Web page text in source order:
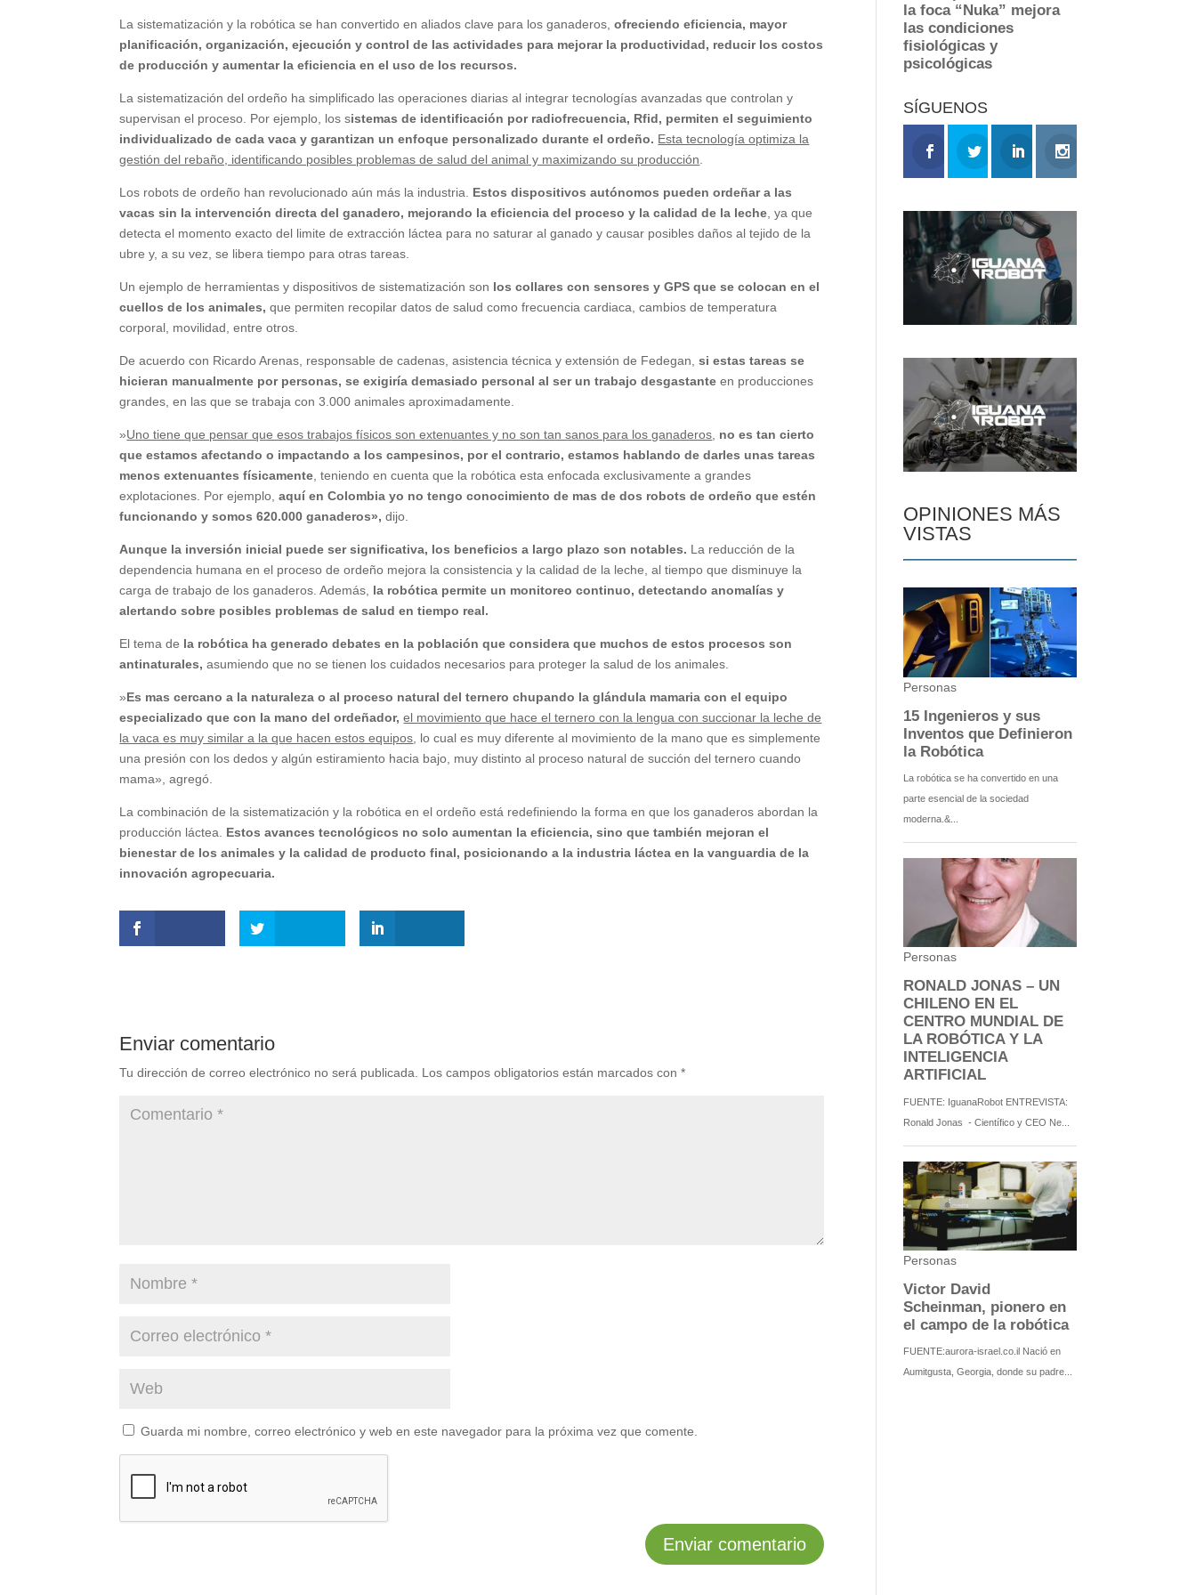
La sistematización y la robótica se han convertido en aliados clave para los ganaderos,ofreciendo eficiencia, mayor
planificación, organización, ejecución y control de las actividades para mejorar la productividad, reducir los costos
de producción y aumentar la eficiencia en el uso de los recursos.
La sistematización del ordeño ha simplificado las operaciones diarias al integrar tecnologías avanzadas que controlan y
supervisan el proceso. Por ejemplo, los sistemas de identificación por radiofrecuencia, Rfid, permiten el seguimiento
individualizado de cada vaca y garantizan un enfoque personalizado durante el ordeño. Esta tecnología optimiza la
gestión del rebaño, identificando posibles problemas de salud del animal y maximizando su producción
Los robots de ordeño han revolucionado aún más la industria. Estos dispositivos autónomos pueden ordeñar a las
vacas sin la intervención directa del ganadero, mejorando la eficiencia del proceso y la calidad de la leche , ya que
detecta el momento exacto del limite de extracción láctea para no saturar al ganado y causar posibles daños al tejido de la
ubre y, a su vez, se libera tiempo para otras tareas.
Un ejemplo de herramientas y dispositivos de sistematización son los collares con sensores y GPS que se colocan en el
cuellos de los animales, que permiten recopilar datos de salud como frecuencia cardiaca, cambios de temperatura
corporal, movilidad, entre otros.
De acuerdo con Ricardo Arenas, responsable de cadenas, asistencia técnica y extensión de Fedegan,si estas tareas se
hicieran manualmente por personas, se exigiría demasiado personal al ser un trabajo desgastante en producciones
grandes, en las que se trabaja con 3.000 animales aproximadamente.
»Uno tiene que pensar que esos trabajos físicos son extenuantes y no son tan sanos para los ganaderos no es tan cierto
que estamos afectando o impactando a los campesinos, por el contrario, estamos hablando de darles unas tareas
menos extenuantes físicamente , teniendo en cuenta que la robótica esta enfocada exclusivamente a grandes
explotaciones. Por ejemplo,aquí en Colombia yo no tengo conocimiento de mas de dos robots de ordeño que estén
funcionando y somos 620.000 ganaderos»,dijo.
Aunque la inversión inicial puede ser significativa, los beneficios a largo plazo son notables. La reducción de la
dependencia humana en el proceso de ordeño mejora la consistencia y la calidad de la leche, al tiempo que disminuye la
carga de trabajo de los ganaderos. Además, la robótica permite un monitoreo continuo, detectando anomalías y
alertando sobre posibles problemas de salud en tiempo real.
El tema de la robótica ha generado debates en la población que considera que muchos de estos procesos son
antinaturales, asumiendo que no se tienen los cuidados necesarios para proteger la salud de los animales.
»Es mas cercano a la naturaleza o al proceso natural del ternero chupando la glándula mamaria con el equipo
especializado que con la mano del ordeñador, el movimiento que hace el ternero con la lengua con succionar la leche de
la vaca es muy similar a la que hacen estos equipos , lo cual es muy diferente al movimiento de la mano que es simplemente
una presión con los dedos y algún estiramiento hacia bajo, muy distinto al proceso natural de succión del ternero cuando
mama», agregó.
La combinación de la sistematización y la robótica en el ordeño está redefiniendo la forma en que los ganaderos abordan la
producción láctea. Estos avances tecnológicos no solo aumentan la eficiencia, sino que también mejoran el
bienestar de los animales y la calidad de producto final, posicionando a la industria láctea en la vanguardia de la
innovación agropecuaria.
Enviar comentario
Tu dirección de correo electrónico no será publicada. Los campos obligatorios están marcados con*
Guarda mi nombre, correo electrónico y web en este navegador para la próxima vez que comente.
SÍGUENOS
OPINIONES MÁS
VISTAS